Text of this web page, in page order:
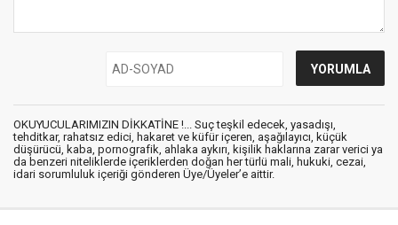
OKUYUCULARIMIZIN DİKKATİNE !... Suç teşkil edecek, yasadışı,
tehditkar, rahatsız edici, hakaret ve küfür içeren, aşağılayıcı, küçük
düşürücü, kaba, pornografik, ahlaka aykırı, kişilik haklarına zarar verici ya
da benzeri niteliklerde içeriklerden doğan her türlü mali, hukuki, cezai,
idari sorumluluk içeriği gönderen Üye/Üyeler’e aittir.